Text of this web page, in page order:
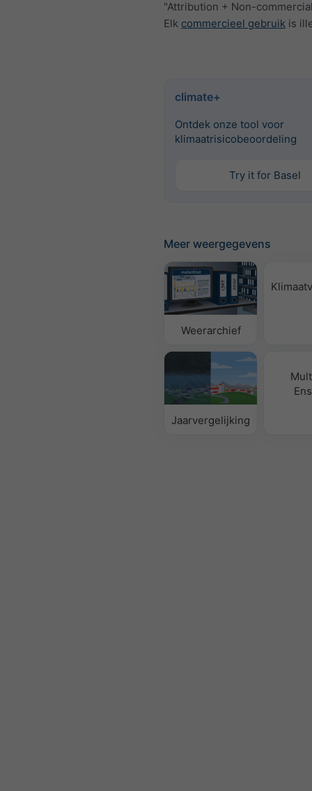
"Attribution + Non-
Elk commercieel gebruik is
climate+
Ontdek onze tool voor
klimaatrisicobeoordeling
Try it for Basel
Meer weergegevens
Weerarchief
Jaarvergelijking